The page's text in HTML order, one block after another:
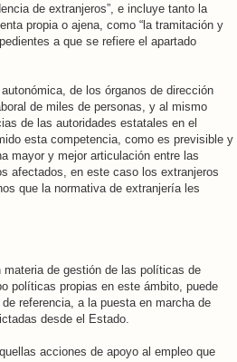
de extranjeros”, e incluye tanto la
propia o ajena, como “la tramitación y
a que se refiere el apartado
de los órganos de dirección
de miles de personas, y al mismo
de las autoridades estatales en el
esta competencia, como es previsible y
mayor y mejor articulación entre las
afectados, en este caso los extranjeros
que la normativa de extranjería les
de gestión de las políticas de
políticas propias en este ámbito, puede
referencia, a la puesta en marcha de
desde el Estado.
acciones de apoyo al empleo que